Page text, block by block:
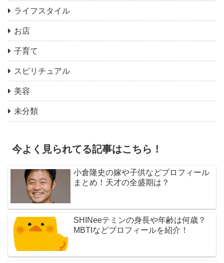
ライフスタイル
お店
子育て
スピリチュアル
美容
未分類
今よく見られてる記事はこちら！
小倉隆史の嫁や子供などプロフィール
まとめ！天才の全盛期は？
SHINeeテミンの身長や年齢は何歳？
MBTIなどプロフィールを紹介！